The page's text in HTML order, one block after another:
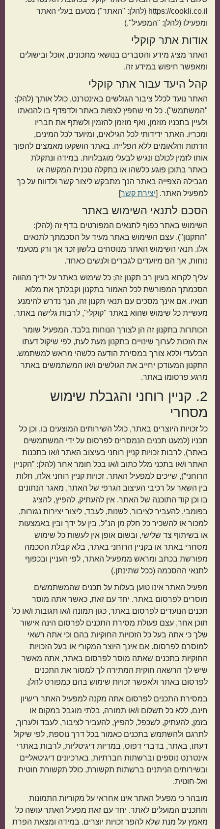
https://cookli.co.il (להלן: "האתר") מטעם בעלי האתר
ומפעילו (להלן: "המפעיל".)
אודות אתר קוקלי
האתר מציג מידע והסברים בנושאי מתכונים, אוכל ובישולים
ומאפשר חיפוש במידע זה.
קהל היעד עבור אתר קוקלי
האתר נועד לכלל ציבור הגולשים באינטרנט, כולל אותך (להלן:
"המשתמש"). כל מי שחפץ לצפות באתר ולדפדף בו להנאתו
ולעיין בתכניו מוזמן, ואף מוזמן להזמין ולשתף את חבריו
ומכריו. האתר ידידותי לכל הגילאים, ומיועד לכל המינים,
הדתות והלאומים ללא הפלייה. באתר הושקעו מאמצים להפוך
אותו לזמין לכולם ונגיש לבעלי מוגבלויות. במידה ונתקלת
באתר בתוכן פוגע כלשהו או בתקלה טכנית המקשה או
מגבילה הצפייה באתר הנך מתבקש ליצור קשר ולדווח על כך
למפעיל האתר. [יצירת קשר]
הסכם לתנאי השימוש באתר
השימוש באתר כפוף לתנאים המפורטים בדף זה (להלן:
"התקנון"). עצם השימוש באתר מעיד על הסכמתך לתנאים
אלו. תנאי השימוש האתר מנוסחים בלשון זכר אך ורק מטעמי
נוחות, אך הם מיועדים לגברים ולנשים כאחד.
עליך לקרוא בעיון רב תקנון זה; כל שימוש באתר על ידיך מהווה
הסכמתך המפורשת לכל האמור בתקנון וקבלתך את מלוא
תנאיו. אם אינך מסכים עם תנאי תקנון זה, הנך נדרש להימנע
מעשיית כל שימוש שהוא באתר "קוקלי", לרבות גלישה באתר.
הכותרות בתקנון זה הן לצורך הנוחות בלבד. המפעיל שומר
את הזכות לערוך שינויים בתקנון מעת לעת, לפי שיקול דעתו
הבלעדי וללא צורך במסירת הודעה כלשהי מראש למשתמש.
התקנון המעודכן יחייב את הגולשים ו/או המשתמשים באתר
מרגע פרסומו באתר.
2. קניין רוחני והגבלת שימוש
מסחרי
כל זכויות היוצרים באתר, כולל השירותים המוצעים בו, וכן כל
תכניו (למעט תכנים הנמסרים לפרסום על ידי המשתמשים
באתר), לרבות זכויות קניין רוחני בעיצוב האתר ו/או בתכנות
האתר ו/או בתכני מלל כתוב ו/או בכל חומר אחר (להלן: ”הקניין
הרוחני”), שייכים למפעיל האתר. זכויות קניין רוחני אלה, חלות
בין השאר על רכיבי העיצוב הגרפי של האתר, מאגר הנתונים
בו וכן קוד התוכנה של האתר. אין להעתיק, להפיץ, להציג
בפומבי, להעביר לציבור, לשנות, לעבד, ליצור יצירות נגזרות,
למכור או להשכיר כל חלק מן הנ"ל, בין על ידך ובין באמצעות
או בשיתוף צד שלישי, ובשום אופן אין לעשות כל שימוש
מסחרי באתר או בקניין הרוחני באתר, בלא קבלת הסכמה
מפורשת בכתב ומראש ממפעיל האתר, לפי העניין ובכפוף
לתנאי ההסכמה (ככל שתינתן.)
מפעיל האתר אינו טוען בעלות על תכנים שהמשתמשים
מוסרים לפרסום באתר. יחד עם זאת, כאשר אתה מוסר
תכנים הנועדים לפרסום באתר, כגון תמונה ו/או תגובות ו/או כל
תוכן אחר, עצם פעולת מסירת התכנים לפרסום הינה אישור
שלך כי אתה בעל כל הזכויות החוקיות בהם וכי אתה רשאי
למוסרם לפרסום. אם אינך היוצר המקורי או בעל הזכויות
החוקיות בתכנים שאתה מוסר לפרסום באתר, אתה מאשר
שיש לך הרשאה חוקית המתירה לך למסור את התכנים
לפרסום באתר ולאפשר זכויות שימוש בהם כמפורט להלן.
במסירת התכנים לפרסום אתה מקנה למפעיל האתר רישיון
חינם, ללא כל תשלום ו/או תמורה, בלתי מוגבל במקום או
בזמן, להעתיק, לשכפל, להפיץ, להעביר לציבור, לעבד ולערוך,
לתרגם ולהשתמש בתכנים כאמור בכל דרך נוספת, לפי שיקול
דעתו, באתר, בדברי דפוס, במדיות דיגיטליות, לרבות באתרי
אינטרנט נוספים וברשתות חברתיות, בארכיונים דיגיטאליים
ובשירותים הניתנים ברשתות תקשורת, כולל תקשורת חוטית
ואל-חוטית.
מובהר כי מפעיל האתר אינו אחראי על מקוריות התמונות
והתכנים המועלים לאתר. יחד עם זאת מפעיל האתר עושה כל
מאמץ על מנת שלא להפר זכויות יוצרים. במידה ומצאת הפרת
תפוחי אדמה
מנה בארוחה
ראשונות
תוספות קינוחים
סלטים מרקים
מטבח עולמי
ישראלי
אמריקאי יווני